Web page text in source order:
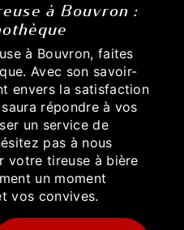
à Bouvron :
à Bouvron, faites
Avec son savoir-
envers la satisfaction
répondre à vos
un service de
pas à nous
votre tireuse à bière
un moment
vos convives.